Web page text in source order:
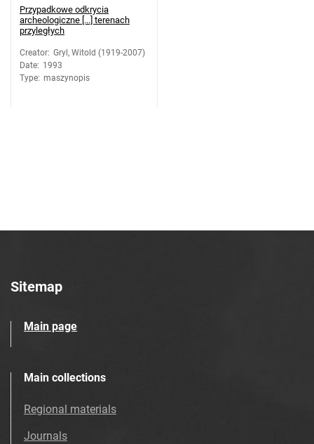
Przypadkowe odkrycia
archeologiczne [...] terenach
przyległych
Creator: Gryl, Witold (1919-2007)
Date: 1993
Type: maszynopis
Sitemap
Main page
Main collections
Regional materials
Journals